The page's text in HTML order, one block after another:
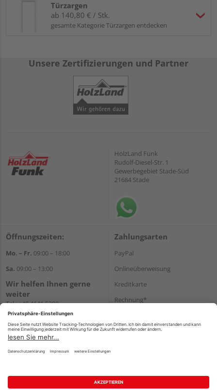
Türzargen
ab 140,80 € / Stk.
gesamte Kategorie Türzargen entdecken
Unsere Zertifizierungen und Partner
HolzLand Funk
Rudolf-Diesel-Str. 1
Gewerbegebiet Stade-Süd
21684 Stade
Öffnungszeiten:
Mo. – Fr. 09:00 – 18:00
Sa. 09:00 – 13:00
Wir helfen Ihnen gerne
weiter
Tel.:+49 4141 5380
E-Mail:shop@holzland-funk.de
WhatsApp
Zahlungsarten
PayPal
Onlineüberweisung
Kreditkarte
Rechnung*
Versand
Impressum AGB Widerruf
Datenschutz